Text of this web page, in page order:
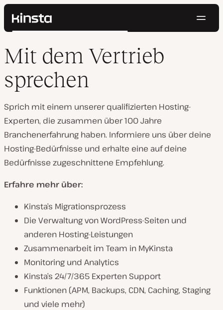
Kinsta®
Lösungen
Preise
Ressourcen
Kontakt
Suchen
Anmelden Kostenlos testen
Mit dem Vertrieb
sprechen
Sprich mit einem unserer qualifizierten Hosting-
Experten, die zusammen über 100 Jahre
Branchenerfahrung haben. Informiere uns über deine
Hosting-Bedürfnisse und erhalte eine auf deine
Bedürfnisse zugeschnittene Empfehlung.
Erfahre mehr über:
Kinsta’s Migrationsprozess
Die Verwaltung von WordPress-Seiten und
anderen Hosting-Leistungen
Zusammenarbeit im Team in MyKinsta
Monitoring und Analytics
Kinsta’s 24/7/365 Experten Support
Funktionen (APM, Backups, CDN, Caching, Staging
und viele mehr)